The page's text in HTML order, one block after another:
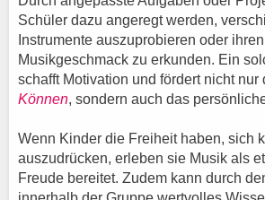
Schüler dazu angeregt werden,
Instrumente auszuprobieren oder
Musikgeschmack zu erkunden. Ein
schafft Motivation und fördert nicht nur
Können, sondern auch das
Wenn Kinder die Freiheit haben, sich
auszudrücken, erleben sie Musik als
Freude bereitet. Zudem kann durch